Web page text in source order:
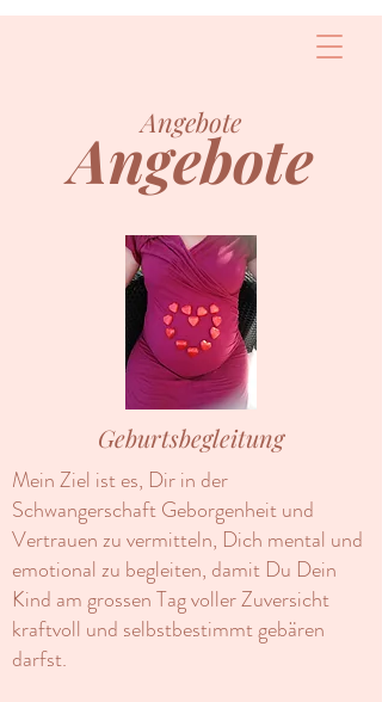
Angebote
Angebote
Geburtsbegleitung
Mein Ziel ist es, Dir in der
Schwangerschaft Geborgenheit und
Vertrauen zu vermitteln, Dich mental und
emotional zu begleiten, damit Du Dein
Kind am grossen Tag voller Zuversicht
kraftvoll und selbstbestimmt gebären
darfst.